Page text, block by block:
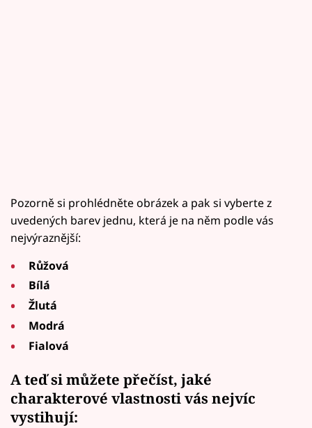
Pozorně si prohlédněte obrázek a pak si vyberte z
uvedených barev jednu, která je na něm podle vás
nejvýraznější:
Růžová
Bílá
Žlutá
Modrá
Fialová
A teď si můžete přečíst, jaké
charakterové vlastnosti vás nejvíc
vystihují: